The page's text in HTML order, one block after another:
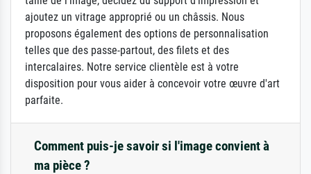
ajoutez un vitrage approprié ou un châssis. Nous
proposons également des options de personnalisation
telles que des passe-partout, des filets et des
intercalaires. Notre service clientèle est à votre
disposition pour vous aider à concevoir votre œuvre d'art
parfaite.
Comment puis-je savoir si l'image convient à
ma pièce ?